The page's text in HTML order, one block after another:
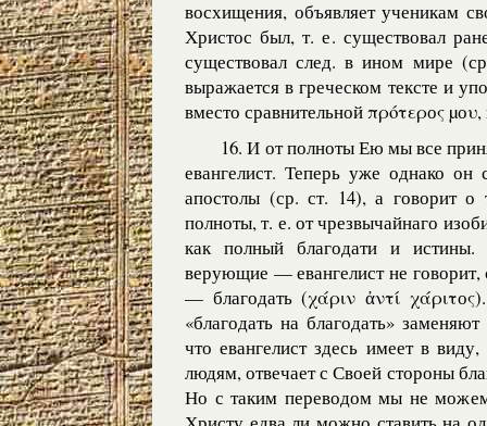
восхищения, объявляет ученикам
Христос был, т. е. существовал
существовал след. в ином мире
выражается в греческом тексте и
вместо сравнительной πρότερоς
16. И от полноты Ею мы все
евангелист. Теперь уже однако он
апостолы (ср. ст. 14), а говорит
полноты, т. е. от чрезвычайнаго
как полный благодати и
верующие — евангелист не
— благодать (χάριν ἀντί
«благодать на благодать»
что евангелист здесь имеет в
людям, отвечает с Своей стороны
Но с таким переводом мы не